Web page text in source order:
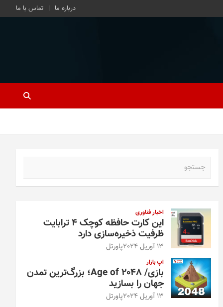
درباره ما تماس با ما
اخبار فناوری
این کارت حافظه کوچک ۴ ترابایت
ظرفیت ذخیره‌سازی دارد
13 آوریل 2024 پاورتل
اپ بازار
بازی/ Age of 2048؛ بزرگ‌ترین تمدن
جهان را بسازید
13 آوریل 2024 پاورتل